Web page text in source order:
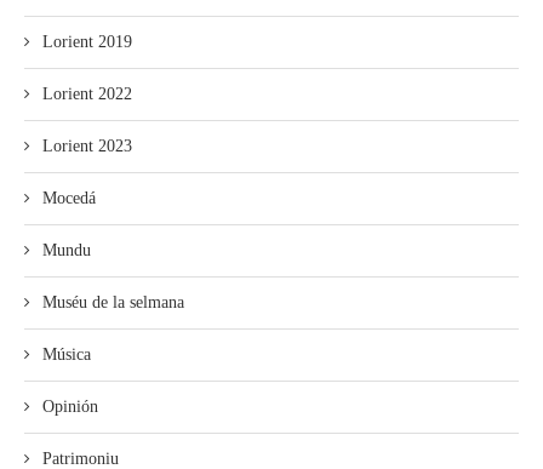
Lorient 2019
Lorient 2022
Lorient 2023
Mocedá
Mundu
Muséu de la selmana
Música
Opinión
Patrimoniu